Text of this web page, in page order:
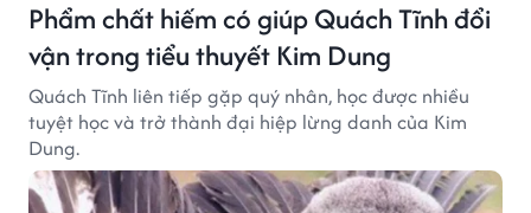
Phẩm chất hiếm có giúp Quách Tĩnh đổi
vận trong tiểu thuyết Kim Dung
Quách Tĩnh liên tiếp gặp quý nhân, học được nhiều
tuyệt học và trở thành đại hiệp lừng danh của Kim
Dung.